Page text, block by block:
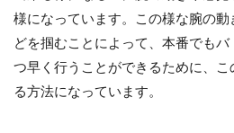
様になっています。この様な腕の
どを掴むことによって、本番でも
つ早く行うことができるために、
る方法になっています。